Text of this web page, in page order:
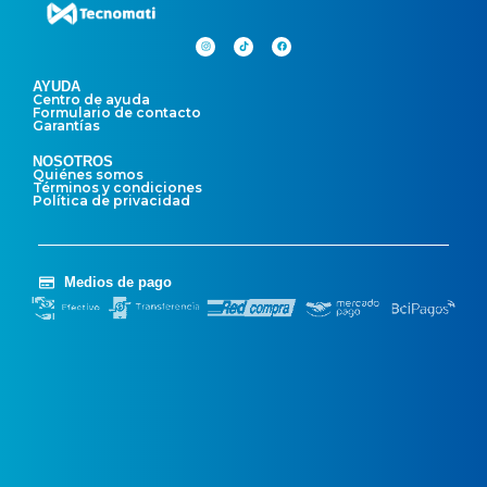
AYUDA
Centro de ayuda
Formulario de contacto
Garantías
NOSOTROS
Quiénes somos
Términos y condiciones
Política de privacidad
Medios de pago